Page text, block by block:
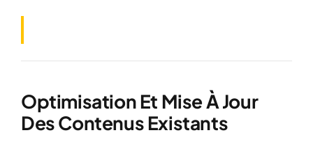
Optimisation Et Mise À Jour
Des Contenus Existants